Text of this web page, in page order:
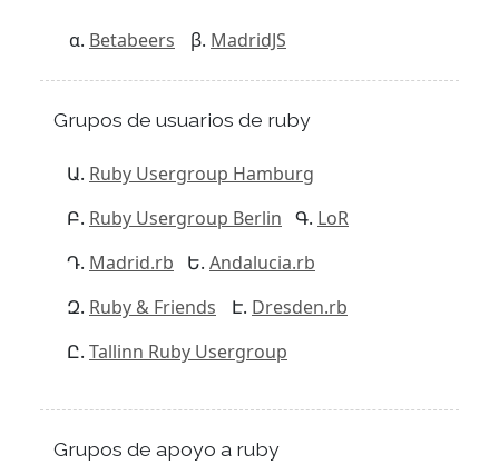
Betabeers MadridJS
Grupos de usuarios de ruby
Ruby Usergroup Hamburg
Ruby Usergroup Berlin
LoR
Madrid.rb
Andalucia.rb
Ruby & Friends
Dresden.rb
Tallinn Ruby Usergroup
Grupos de apoyo a ruby